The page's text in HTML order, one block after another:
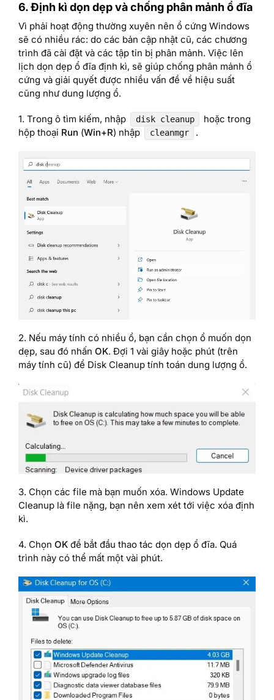
6. Định kì dọn dẹp và chống phân mảnh ổ đĩa
Vì phải hoạt động thường xuyên nên ổ cứng Windows
sẽ có nhiều rác: do các bản cập nhật cũ, các chương
trình đã cài đặt và các tập tin bị phân mảnh. Việc lên
lịch dọn dẹp ổ đĩa định kì, sẽ giúp chống phân mảnh ổ
cứng và giải quyết được nhiều vấn đề về hiệu suất
cũng như dung lượng ổ.
1. Trong ô tìm kiếm, nhập disk cleanup
hoặc trong
hộp thoại Run (Win+R) nhập cleanmgr .
2. Nếu máy tính có nhiều ổ, bạn cần chọn ổ muốn dọn
dẹp, sau đó nhấn OK. Đợi 1 vài giây hoặc phút (trên
máy tính cũ) để Disk Cleanup tính toán dung lượng ổ.
3. Chọn các file mà bạn muốn xóa. Windows Update
Cleanup là file nặng, bạn nên xem xét tới việc xóa định
kì.
4. Chọn OK để bắt đầu thao tác dọn dẹp ổ đĩa. Quá
trình này có thể mất một vài phút.